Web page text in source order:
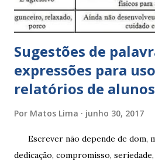
Sugestões de
expressões para
relatórios de alunos
Por Matos Lima junho 30, 2017
Escrever não depende de dom,
dedicação, compromisso,